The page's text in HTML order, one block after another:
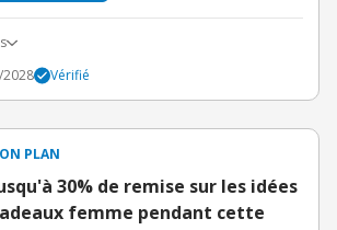
2028
Vérifié
PLAN
30% de remise sur les idées
femme pendant cette